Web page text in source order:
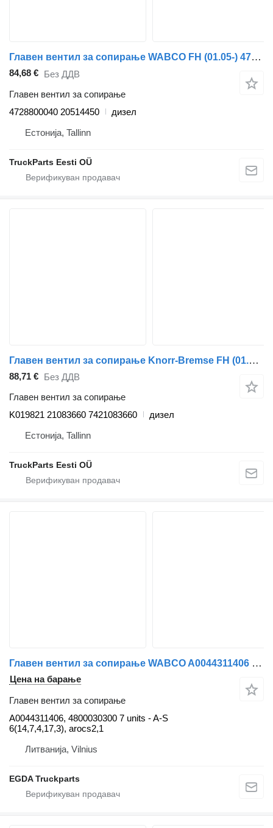
Главен вентил за сопирање WABCO FH (01.05-) 4728800040 за камион влекач Volvo FH12, FH16, NH12, FH, VNL780 (1993-2014)
84,68 € Без ДДВ
Главен вентил за сопирање
4728800040 20514450
дизел
Естонија, Tallinn
TruckParts Eesti OÜ
Главен вентил за сопирање Knorr-Bremse FH (01.05-) K019821 за камион влекач Volvo FH12, FH16, NH12, FH, VNL780 (1993-2014)
88,71 € Без ДДВ
Главен вентил за сопирање
K019821 21083660 7421083660
дизел
Естонија, Tallinn
TruckParts Eesti OÜ
Главен вентил за сопирање WABCO A0044311406 за камион влекач Mercedes-Benz
Цена на барање
Главен вентил за сопирање
A0044311406, 4800030300 7 units - A-S
6(14,7,4,17,3), arocs2,1
Литванија, Vilnius
EGDA Truckparts